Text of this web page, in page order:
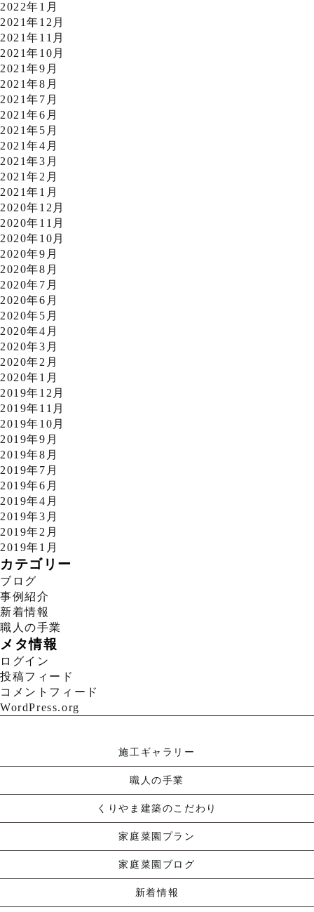
2022年1月
2021年12月
2021年11月
2021年10月
2021年9月
2021年8月
2021年7月
2021年6月
2021年5月
2021年4月
2021年3月
2021年2月
2021年1月
2020年12月
2020年11月
2020年10月
2020年9月
2020年8月
2020年7月
2020年6月
2020年5月
2020年4月
2020年3月
2020年2月
2020年1月
2019年12月
2019年11月
2019年10月
2019年9月
2019年8月
2019年7月
2019年6月
2019年4月
2019年3月
2019年2月
2019年1月
カテゴリー
ブログ
事例紹介
新着情報
職人の手業
メタ情報
ログイン
投稿フィード
コメントフィード
WordPress.org
施工ギャラリー
職人の手業
くりやま建築のこだわり
家庭菜園プラン
家庭菜園ブログ
新着情報